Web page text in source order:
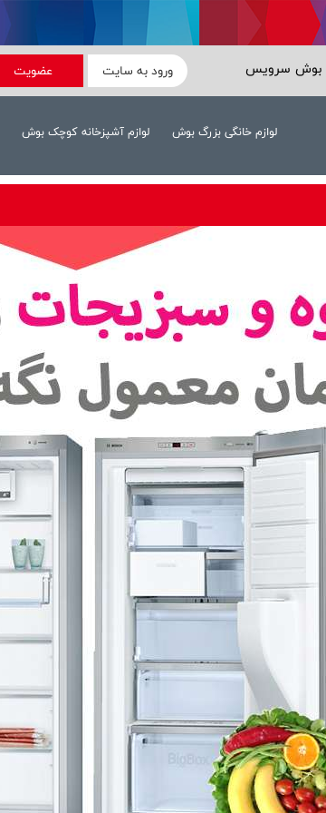
بوش سرویس ورود به سایت عضویت
لوازم خانگی بزرگ بوش لوازم آشپزخانه کوچک بوش